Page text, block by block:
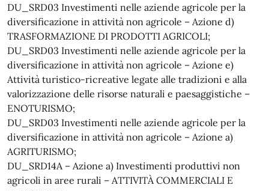
DU_SRD03 Investimenti nelle aziende agricole per la
diversificazione in attività non agricole – Azione d)
TRASFORMAZIONE DI PRODOTTI AGRICOLI;
DU_SRD03 Investimenti nelle aziende agricole per la
diversificazione in attività non agricole – Azione e)
Attività turistico-ricreative legate alle tradizioni e alla
valorizzazione delle risorse naturali e paesaggistiche –
ENOTURISMO;
DU_SRD03 Investimenti nelle aziende agricole per la
diversificazione in attività non agricole – Azione a)
AGRITURISMO;
DU_SRD14A – Azione a) Investimenti produttivi non
agricoli in aree rurali – ATTIVITÀ COMMERCIALI E